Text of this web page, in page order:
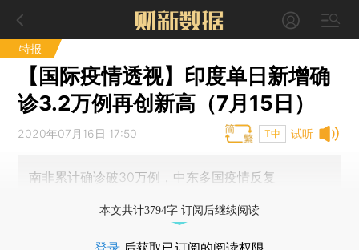
特报
【国际疫情透视】印度单日新增确
诊3.2万例再创新高（7月15日）
试听
2020年07月16日 17:50 T中
南非累计确诊破30万例，中东多国疫情反复
本文共计3794字 订阅后继续阅读